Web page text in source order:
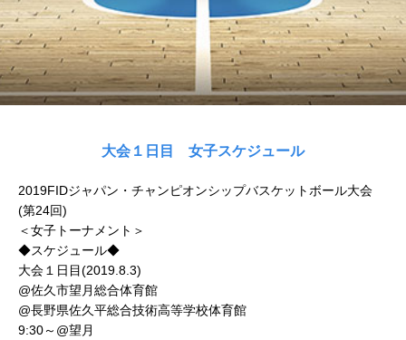
大会１日目 女子スケジュール
2019FIDジャパン・チャンピオンシップバスケットボール大会
(第24回)
＜女子トーナメント＞
◆スケジュール◆
大会１日目(2019.8.3)
@佐久市望月総合体育館
@長野県佐久平総合技術高等学校体育館
9:30～@望月